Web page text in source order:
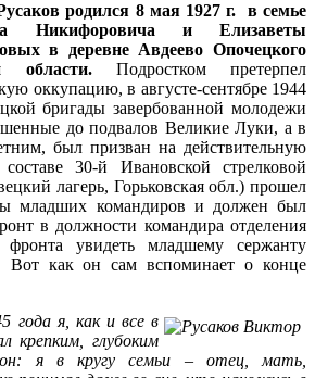
родился 8 мая 1927 г. в семье
Никифоровича и Елизаветы
в деревне Авдеево Опочецкого
области.Подростком претерпел
оккупацию, в августе-сентябре 1944
бригады завербованной молодежи
до подвалов Великие Луки, а в
был призван на действительную
30-й Ивановской стрелковой
лагерь, Горьковская обл.) прошел
младших командиров и должен был
в должности командира отделения
увидеть младшему сержанту
Вот как он сам вспоминает о конце
года я, как и все в
крепким, глубоким
я в кругу семьи – отец, мать,